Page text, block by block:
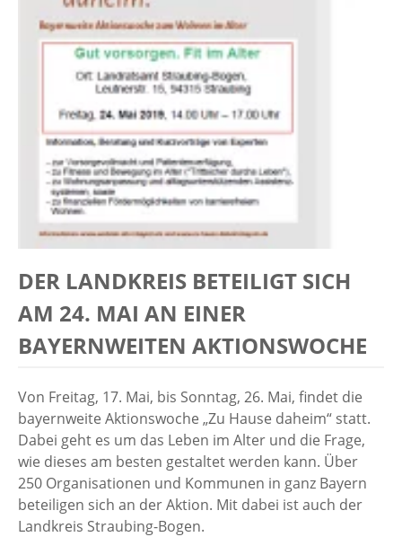
DER LANDKREIS BETEILIGT SICH
AM 24. MAI AN EINER
BAYERNWEITEN AKTIONSWOCHE
Von Freitag, 17. Mai, bis Sonntag, 26. Mai, findet die
bayernweite Aktionswoche „Zu Hause daheim“ statt.
Dabei geht es um das Leben im Alter und die Frage,
wie dieses am besten gestaltet werden kann. Über
250 Organisationen und Kommunen in ganz Bayern
beteiligen sich an der Aktion. Mit dabei ist auch der
Landkreis Straubing-Bogen.